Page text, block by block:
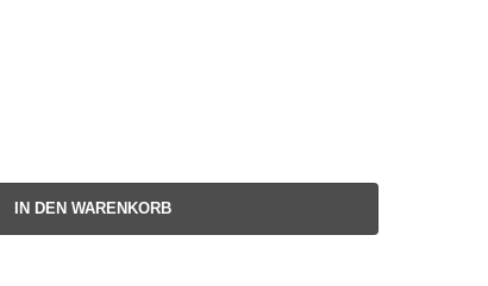
IN DEN WARENKORB